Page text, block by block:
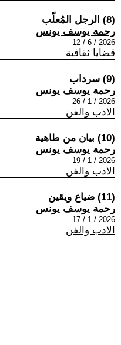
(8) الرجل المُعلّب
رحمة يوسف يونس
2026 / 6 / 12
قضايا ثقافية
(9) سرداب
رحمة يوسف يونس
2026 / 1 / 26
الادب والفن
(10) بيان من طاهية
رحمة يوسف يونس
2026 / 1 / 19
الادب والفن
(11) ضياع ويقين
رحمة يوسف يونس
2026 / 1 / 17
الادب والفن